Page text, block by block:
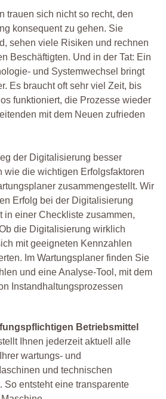
trauen sich nicht so recht, den
konsequent zu gehen. Sie
sehen viele Risiken und rechnen
Beschäftigten. Und in der Tat: Ein
und Systemwechsel bringt
Es braucht oft sehr viel Zeit, bis
funktioniert, die Prozesse wieder
mit dem Neuen zufrieden
der Digitalisierung besser
wie die wichtigen Erfolgsfaktoren
zusammengestellt. Wir
Erfolg bei der Digitalisierung
in einer Checkliste zusammen,
die Digitalisierung wirklich
mit geeigneten Kennzahlen
Im Wartungsplaner finden Sie
und eine Analyse-Tool, mit dem
Instandhaltungsprozessen
Betriebsmittel
Ihnen jederzeit aktuell alle
wartungs- und
und technischen
So entsteht eine transparente